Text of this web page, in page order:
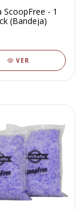
ScoopFree - 1
(Bandeja)
VER